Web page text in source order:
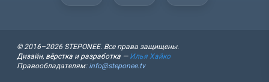
© 2016–2026 STEPONEE. Все права защищены.
Дизайн, вёрстка и разработка — Илья Хайко
Правообладателям: info@steponee.tv